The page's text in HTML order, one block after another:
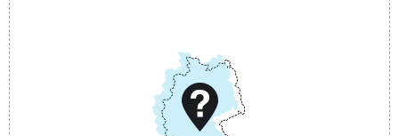
DMG Aktiengesellschaft
www.dmg-ag.com